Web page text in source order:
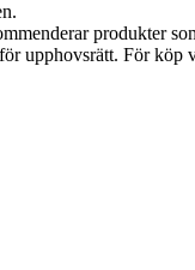
produkter
upphovsrätt. För köp